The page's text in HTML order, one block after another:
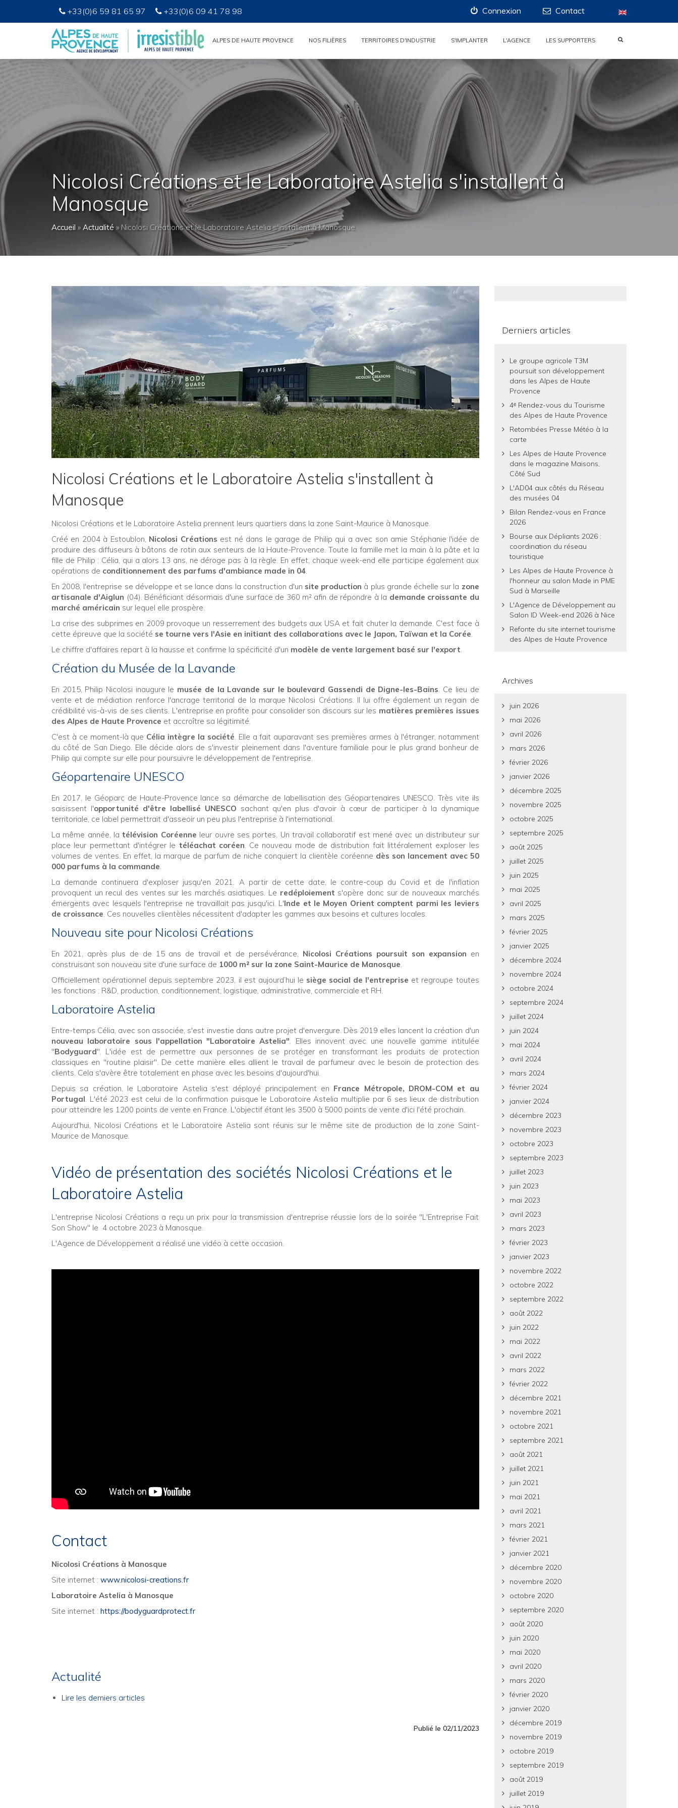
+33(0)6 59 81 65 97 +33(0)6 09 41 78 98 Connexion Contact
ALPES DE HAUTE PROVENCE NOS FILIÈRES TERRITOIRES D'INDUSTRIE S'IMPLANTER L'AGENCE LES SUPPORTERS
Nicolosi Créations et le Laboratoire Astelia s'installent à
Manosque
Accueil » Actualité » Nicolosi Créations et le Laboratoire Astelia s'installent à Manosque
Nicolosi Créations et le Laboratoire Astelia s'installent à
Manosque
Nicolosi Créations et le Laboratoire Astelia prennent leurs quartiers dans la zone Saint-Maurice à Manosque.
Créé en 2004 à Estoublon, Nicolosi Créations est né dans le garage de Philip qui a avec son amie Stéphanie l'idée de
produire des diffuseurs à bâtons de rotin aux senteurs de la Haute-Provence. Toute la famille met la main à la pâte et la
fille de Philip : Célia, qui a alors 13 ans, ne déroge pas à la règle. En effet, chaque week-end elle participe également aux
opérations de conditionnement des parfums d'ambiance made in 04
En 2008, l'entreprise se développe et se lance dans la construction d'un site production à plus grande échelle sur la zone
artisanale d'Aiglun (04). Bénéficiant désormais d'une surface de 360 m² afin de répondre à la demande croissante du
marché américain sur lequel elle prospère.
La crise des subprimes en 2009 provoque un resserrement des budgets aux USA et fait chuter la demande. C'est face à
cette épreuve que la société se tourne vers l'Asie en initiant des collaborations avec le Japon, Taïwan et la Corée
Le chiffre d'affaires repart à la hausse et confirme la spécificité d'un modèle de vente largement basé sur l'export
Création du Musée de la Lavande
En 2015, Philip Nicolosi inaugure le musée de la Lavande sur le boulevard Gassendi de Digne-les-Bains . Ce lieu de
vente et de médiation renforce l'ancrage territorial de la marque Nicolosi Créations. Il lui offre également un regain de
crédibilité vis-à-vis de ses clients. L'entreprise en profite pour consolider son discours sur les matières premières issues
des Alpes de Haute Provence et accroître sa légitimité.
C'est à ce moment-là que Célia intègre la société . Elle a fait auparavant ses premières armes à l'étranger, notamment
du côté de San Diego. Elle décide alors de s'investir pleinement dans l'aventure familiale pour le plus grand bonheur de
Philip qui compte sur elle pour poursuivre le développement de l'entreprise.
Géopartenaire UNESCO
En 2017, le Géoparc de Haute-Provence lance sa démarche de labellisation des Géopartenaires UNESCO. Très vite ils
saisissent l'opportunité d'être labellisé UNESCO sachant qu'en plus d'avoir à cœur de participer à la dynamique
territoriale, ce label permettrait d'asseoir un peu plus l'entreprise à l'international.
La même année, latélévision Coréenne leur ouvre ses portes. Un travail collaboratif est mené avec un distributeur sur
place leur permettant d'intégrer le téléachat coréen . Ce nouveau mode de distribution fait littéralement exploser les
volumes de ventes. En effet, la marque de parfum de niche conquiert la clientèle coréenne dès son lancement avec 50
000 parfums à la commande
La demande continuera d'exploser jusqu'en 2021. A partir de cette date, le contre-coup du Covid et de l'inflation
provoquent un recul des ventes sur les marchés asiatiques. Le redéploiement s'opère donc sur de nouveaux marchés
émergents avec lesquels l'entreprise ne travaillait pas jusqu'ici. L'Inde et le Moyen Orient comptent parmi les leviers
de croissance . Ces nouvelles clientèles nécessitent d'adapter les gammes aux besoins et cultures locales.
Nouveau site pour Nicolosi Créations
En 2021, après plus de de 15 ans de travail et de persévérance, Nicolosi Créations poursuit son expansion en
construisant son nouveau site d'une surface de 1000 m² sur la zone Saint-Maurice de Manosque
Officiellement opérationnel depuis septembre 2023, il est aujourd’hui le siège social de l'entreprise et regroupe toutes
les fonctions : R&D, production, conditionnement, logistique, administrative, commerciale et RH.
Laboratoire Astelia
Entre-temps Célia, avec son associée, s'est investie dans autre projet d'envergure. Dès 2019 elles lancent la création d'un
nouveau laboratoire sous l'appellation "Laboratoire Astelia" . Elles innovent avec une nouvelle gamme intitulée
"Bodyguard". L'idée est de permettre aux personnes de se protéger en transformant les produits de protection
classiques en "routine plaisir". De cette manière elles allient le travail de parfumeur avec le besoin de protection des
clients. Cela s'avère être totalement en phase avec les besoins d'aujourd'hui.
Depuis sa création, le Laboratoire Astelia s'est déployé principalement en France Métropole, DROM-COM et au
Portugal . L'été 2023 est celui de la confirmation puisque le Laboratoire Astelia multiplie par 6 ses lieux de distribution
pour atteindre les 1200 points de vente en France. L'objectif étant les 3500 à 5000 points de vente d'ici l'été prochain.
Aujourd'hui, Nicolosi Créations et le Laboratoire Astelia sont réunis sur le même site de production de la zone Saint-
Maurice de Manosque.
Vidéo de présentation des sociétés Nicolosi Créations et le
Laboratoire Astelia
L'entreprise Nicolosi Créations a reçu un prix pour la transmission d'entreprise réussie lors de la soirée "L'Entreprise Fait
Son Show" le 4 octobre 2023 à Manosque.
L'Agence de Développement a réalisé une vidéo à cette occasion.
Contact
Nicolosi Créations à Manosque
Site internet : www.nicolosi-creations.fr
Laboratoire Astelia à Manosque
Site internet : https://bodyguardprotect.fr
Actualité
Lire les derniers articles
Publié le 02/11/2023
Derniers articles
Le groupe agricole T3M
poursuit son développement
dans les Alpes de Haute
Provence
4ᵉ Rendez-vous du Tourisme
des Alpes de Haute Provence
Retombées Presse Météo à la
carte
Les Alpes de Haute Provence
dans le magazine Maisons,
Côté Sud
L'AD04 aux côtés du Réseau
des musées 04
Bilan Rendez-vous en France
2026
Bourse aux Dépliants 2026 :
coordination du réseau
touristique
Les Alpes de Haute Provence à
l'honneur au salon Made in PME
Sud à Marseille
L'Agence de Développement au
Salon ID Week-end 2026 à Nice
Refonte du site internet tourisme
des Alpes de Haute Provence
Archives
juin 2026
mai 2026
avril 2026
mars 2026
février 2026
janvier 2026
décembre 2025
novembre 2025
octobre 2025
septembre 2025
août 2025
juillet 2025
juin 2025
mai 2025
avril 2025
mars 2025
février 2025
janvier 2025
décembre 2024
novembre 2024
octobre 2024
septembre 2024
juillet 2024
juin 2024
mai 2024
avril 2024
mars 2024
février 2024
janvier 2024
décembre 2023
novembre 2023
octobre 2023
septembre 2023
juillet 2023
juin 2023
mai 2023
avril 2023
mars 2023
février 2023
janvier 2023
novembre 2022
octobre 2022
septembre 2022
août 2022
juin 2022
mai 2022
avril 2022
mars 2022
février 2022
décembre 2021
novembre 2021
octobre 2021
septembre 2021
août 2021
juillet 2021
juin 2021
mai 2021
avril 2021
mars 2021
février 2021
janvier 2021
décembre 2020
novembre 2020
octobre 2020
septembre 2020
août 2020
juin 2020
mai 2020
avril 2020
mars 2020
février 2020
janvier 2020
décembre 2019
novembre 2019
octobre 2019
septembre 2019
août 2019
juillet 2019